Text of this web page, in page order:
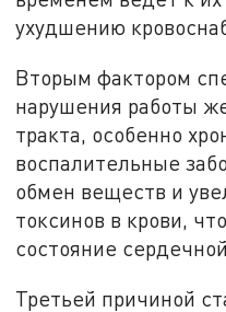
ухудшению
Вторым фактором
нарушения работы
тракта, особенно
воспалительные
обмен веществ и
токсинов в крови,
состояние
Третьей причиной